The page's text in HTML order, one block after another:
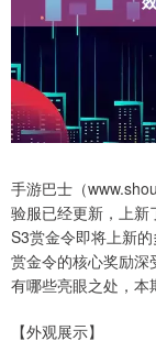
手游巴士（
验服已经更新，上
S3赏金令即将上新
赏金令的核心奖励深
有哪些亮眼之处，本
【外观展示】